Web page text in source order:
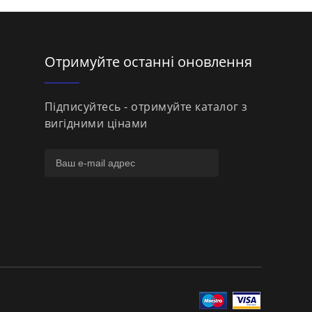
Отримуйте останні оновлення
Підписуйтесь - отримуйте каталог з
вигідними цінами